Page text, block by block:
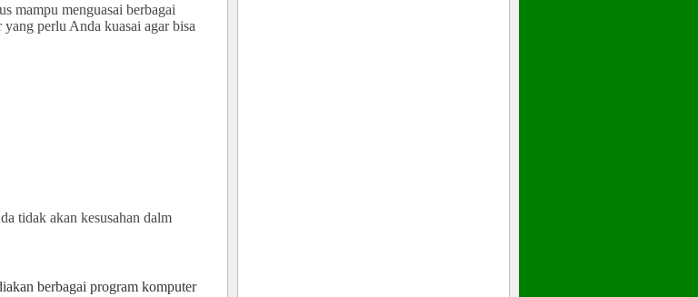
mampu menguasai berbagai
perlu Anda kuasai agar bisa
tidak akan kesusahan dalm
berbagai program komputer